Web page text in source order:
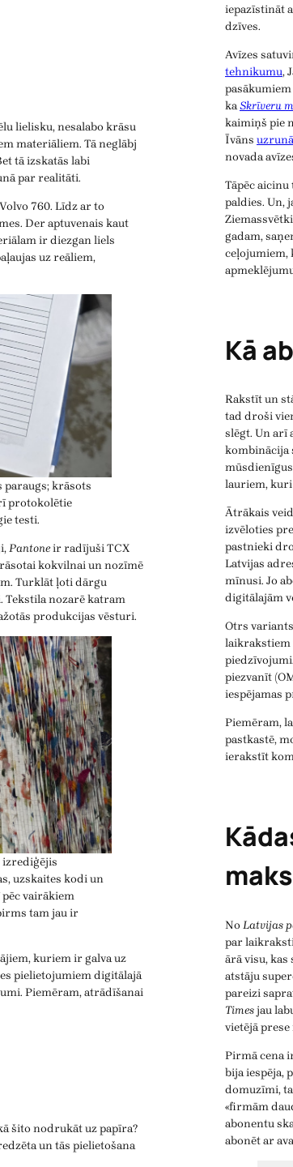
lielisku, nesalabo krāsu
materiāliem. Tā neglābj
tā izskatās labi
par realitāti.
760. Līdz ar to
Der aptuvenais kaut
ir diezgan liels
uz reāliem,
paraugs; krāsots
protokolētie
testi.
Pantoneir radījuši TCX
kokvilnai un nozīmē
Turklāt ļoti dārgu
Tekstila nozarē katram
produkcijas vēsturi.
izrediģējis
uzskaites kodi un
vairākiem
tam jau ir
kuriem ir galva uz
pielietojumiem digitālajā
Piemēram, atrādīšanai
šito nodrukāt uz papīra?
un tās pielietošana
iepazīstināt
dzīves.
Avīzes
tehnikumu,
kaSkrīveru
kaimiņš pie
Īvāns
novada
Tāpēc
paldies. Un,
gadam,
ceļojumiem,
Kā
Rakstīt un
tad droši
slēgt. Un arī
kombinācija
lauriem, kuri
Ātrākais
izvēloties
pastnieki
Latvijas
mīnusi. Jo
digitālajām
Otrs
laikrakstiem
piezvanīt
iespējamas
Piemēram,
pastkastē,
ierakstīt
NoLatvijas
par
ārā visu,
atstāju
pareizi
Timesjau
vietējā prese
Pirmā cena
bija iespēja,
domuzīmi,
«firmām
abonentu
abonēt ar